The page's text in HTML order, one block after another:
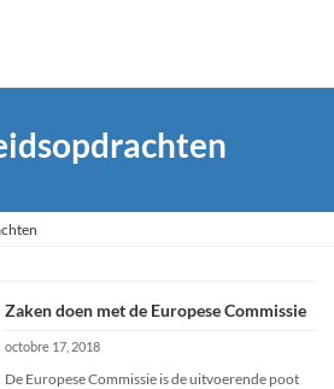
Zaken doen met de Europese Commissie
octobre 17, 2018
De Europese Commissie is de uitvoerende poot